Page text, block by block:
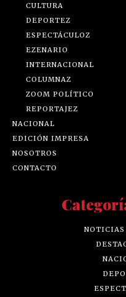
CULTURA
DEPORTEZ
ESPECTÁCULOZ
EZENARIO
INTERNACIONAL
COLUMNAZ
ZOOM POLÍTICO
REPORTAJEZ
NACIONAL
EDICIÓN IMPRESA
NOSOTROS
CONTACTO